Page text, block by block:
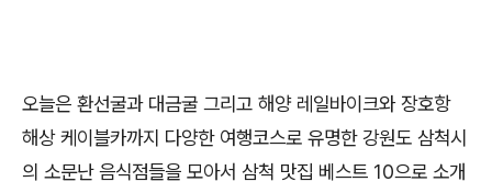
오늘은 환선굴과 대금굴 그리고 해양 레일바이크와 장호항
해상 케이블카까지 다양한 여행코스로 유명한 강원도 삼척시
의 소문난 음식점들을 모아서 삼척 맛집 베스트 10으로 소개